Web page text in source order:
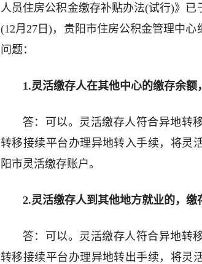
人员住房公积金缴存补贴办法(试行)》已
(12月27日)，贵阳市住房公积金管理中
问题：
1.灵活缴存人在其他中心的缴存余额
答：可以。灵活缴存人符合异地转
转移接续平台办理异地转入手续，将灵
阳市灵活缴存账户。
2.灵活缴存人到其他地方就业的，缴
答：可以。灵活缴存人符合异地转
转移接续平台办理异地转出手续，将灵